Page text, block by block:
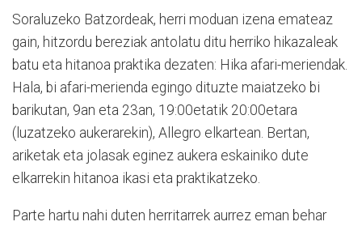
Soraluzeko Batzordeak, herri moduan izena emateaz
gain, hitzordu bereziak antolatu ditu herriko hikazaleak
batu eta hitanoa praktika dezaten: Hika afari-meriendak.
Hala, bi afari-merienda egingo dituzte maiatzeko bi
barikutan, 9an eta 23an, 19:00etatik 20:00etara
(luzatzeko aukerarekin), Allegro elkartean. Bertan,
ariketak eta jolasak eginez aukera eskainiko dute
elkarrekin hitanoa ikasi eta praktikatzeko.
Parte hartu nahi duten herritarrek aurrez eman behar